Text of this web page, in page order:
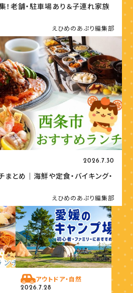
！老舗・駐車場あり＆子連れ家族
えひめのあぷり編集部
2026.7.30
とめ｜海鮮や定食・バイキング・
えひめのあぷり編集部
アウトドア・自然
2026.7.28